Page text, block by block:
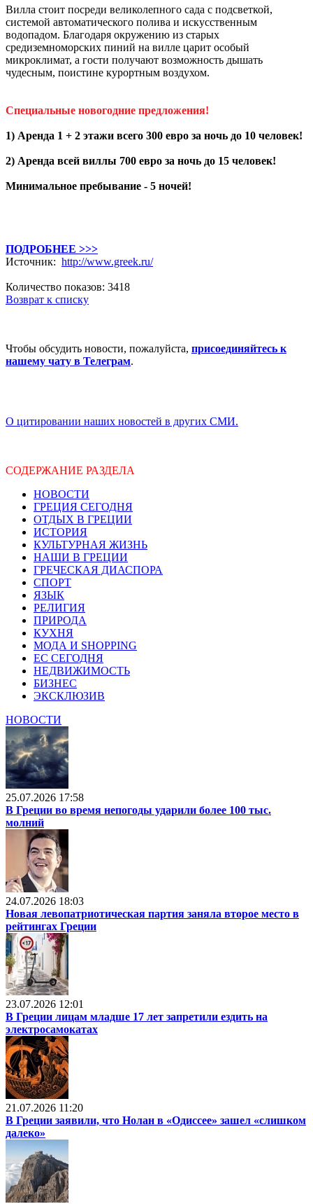
Вилла стоит посреди великолепного сада с подсветкой,
системой автоматического полива и искусственным
водопадом. Благодаря окружению из старых
средиземноморских пиний на вилле царит особый
микроклимат, а гости получают возможность дышать
чудесным, поистине курортным воздухом.
Специальные новогодние предложения!
1) Аренда 1 + 2 этажи всего 300 евро за ночь до 10 человек!
2) Аренда всей виллы 700 евро за ночь до 15 человек!
Минимальное пребывание - 5 ночей!
ПОДРОБНЕЕ >>>
Источник: http://www.greek.ru/
Количество показов: 3418
Возврат к списку
Чтобы обсудить новости, пожалуйста, присоединяйтесь к
нашему чату в Телеграм.
О цитировании наших новостей в других СМИ.
СОДЕРЖАНИЕ РАЗДЕЛА
НОВОСТИ
ГРЕЦИЯ СЕГОДНЯ
ОТДЫХ В ГРЕЦИИ
ИСТОРИЯ
КУЛЬТУРНАЯ ЖИЗНЬ
НАШИ В ГРЕЦИИ
ГРЕЧЕСКАЯ ДИАСПОРА
СПОРТ
ЯЗЫК
РЕЛИГИЯ
ПРИРОДА
КУХНЯ
МОДА И SHOPPING
ЕС СЕГОДНЯ
НЕДВИЖИМОСТЬ
БИЗНЕС
ЭКСКЛЮЗИВ
НОВОСТИ
25.07.2026 17:58
В Греции во время непогоды ударили более 100 тыс.
молний
24.07.2026 18:03
Новая левопатриотическая партия заняла второе место в
рейтингах Греции
23.07.2026 12:01
В Греции лицам младше 17 лет запретили ездить на
электросамокатах
21.07.2026 11:20
В Греции заявили, что Нолан в «Одиссее» зашел «слишком
далеко»